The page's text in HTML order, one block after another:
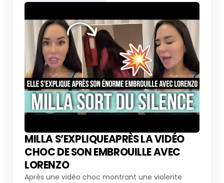
MILLA S’EXPLIQUEAPRÈS LA VIDÉO
CHOC DE SON EMBROUILLE AVEC
LORENZO
Après une vidéo choc montrant une violente